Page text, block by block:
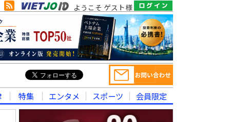
ようこそ ゲスト様
特集 エンタメ スポーツ 会員限定